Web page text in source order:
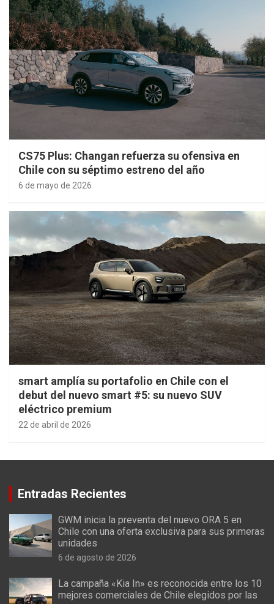
CS75 Plus: Changan refuerza su ofensiva en
Chile con su séptimo estreno del año
6 de mayo de 2026
smart amplía su portafolio en Chile con el
debut del nuevo smart #5: su nuevo SUV
eléctrico premium
22 de abril de 2026
Entradas Recientes
GWM inicia la preventa del nuevo ORA 5 en
Chile con una oferta exclusiva para sus primeras
unidades
6 de agosto de 2026
La campaña «Kia In» es reconocida entre los 10
mejores comerciales de Chile elegidos por las